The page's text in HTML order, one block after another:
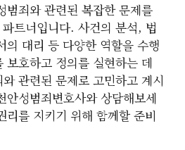
범죄와 관련된 복잡한 문제를
트너입니다. 사건의 분석, 법
의 대리 등 다양한 역할을 수행
호하고 정의를 실현하는 데
관련된 문제로 고민하고 계시
안성범죄변호사와 상담해보세
리를 지키기 위해 함께할 준비